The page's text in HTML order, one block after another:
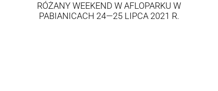
RÓŻANY WEEKEND W AFLOPARKU W
PABIANICACH 24—25 LIPCA 2021 R.